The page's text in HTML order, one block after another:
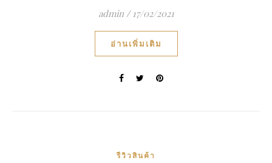
admin / 17/02/2021
อ่านเพิ่มเติม
รีวิวสินค้า